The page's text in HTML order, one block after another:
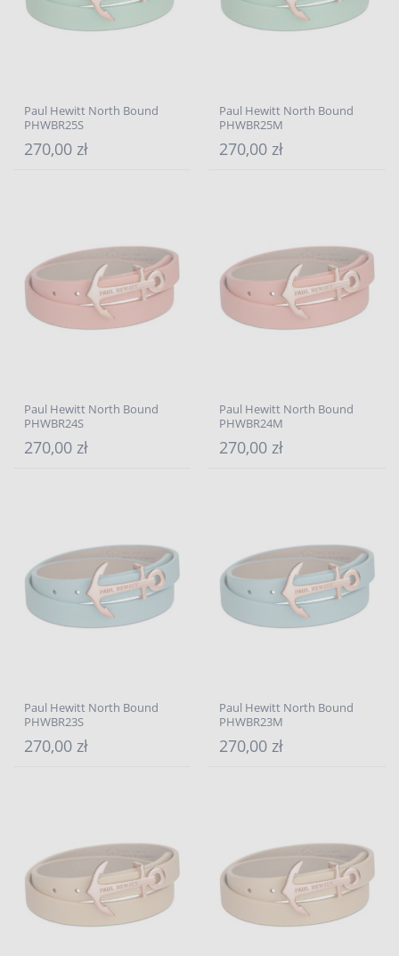
Paul Hewitt North Bound
PHWBR25S
270,00 zł
Paul Hewitt North Bound
PHWBR25M
270,00 zł
Paul Hewitt North Bound
PHWBR24S
270,00 zł
Paul Hewitt North Bound
PHWBR24M
270,00 zł
Paul Hewitt North Bound
PHWBR23S
270,00 zł
Paul Hewitt North Bound
PHWBR23M
270,00 zł